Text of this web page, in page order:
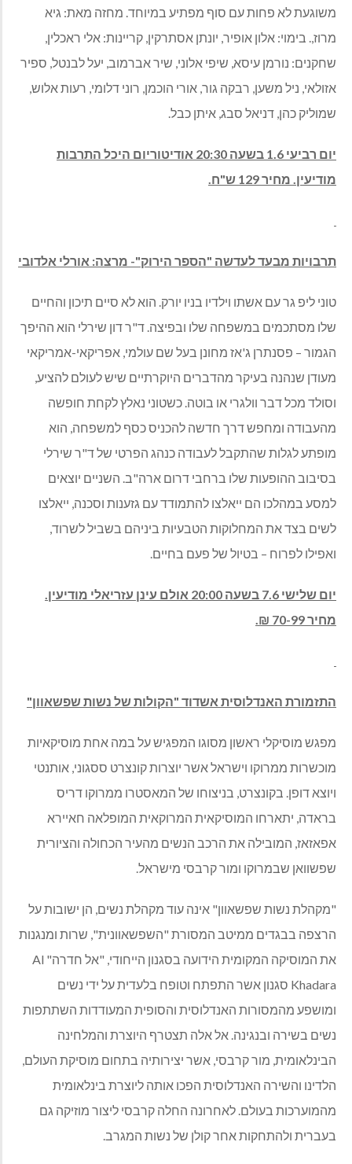
משוגעת לא פחות עם סוף מפתיע במיוחד. מחזה מאת: גיא
מרוז,. בימוי: אלון אופיר, יונתן אסתרקין, קריינות: אלי ראכלין,
שחקנים: נורמן עיסא, שיפי אלוני, שיר אברמוב, יעל לבנטל, ספיר
אזולאי, ניל משען, רבקה גור, אורי הוכמן, רוני דלומי, רעות אלוש,
שמוליק כהן, דניאל סבג, איתן כבל.
יום רביעי 1.6 בשעה 20:30 אודיטוריום היכל התרבות
מודיעין. מחיר 129 ש"ח.
תרבויות מבעד לעדשה "הספר הירוק"- מרצה: אורלי אלדובי
טוני ליפ גר עם אשתו וילדיו בניו יורק. הוא לא סיים תיכון והחיים
שלו מסתכמים במשפחה שלו ובפיצה. ד"ר דון שירלי הוא ההיפך
הגמור – פסנתרן ג'אז מחונן בעל שם עולמי, אפריקאי-אמריקאי
מעודן שנהנה בעיקר מהדברים היוקרתיים שיש לעולם להציע,
וסולד מכל דבר וולגרי או בוטה. כשטוני נאלץ לקחת חופשה
מהעבודה ומחפש דרך חדשה להכניס כסף למשפחה, הוא
מופתע לגלות שהתקבל לעבודה כנהג הפרטי של ד"ר שירלי
בסיבוב ההופעות שלו ברחבי דרום ארה"ב. השניים יוצאים
למסע במהלכו הם ייאלצו להתמודד עם גזענות וסכנה, ייאלצו
לשים בצד את המחלוקות הטבעיות ביניהם בשביל לשרוד,
ואפילו לפרוח – בטיול של פעם בחיים.
יום שלישי 7.6 בשעה 20:00 אולם עינן עזריאלי מודיעין.
מחיר 70-99 ₪.
התזמורת האנדלוסית אשדוד "הקולות של נשות שפשאוון"
מפגש מוסיקלי ראשון מסוגו המפגיש על במה אחת מוסיקאיות
מוכשרות ממרוקו וישראל אשר יוצרות קונצרט ססגוני, אותנטי
ויוצא דופן. בקונצרט, בניצוחו של המאסטרו ממרוקו דריס
בראדה, יתארחו המוסיקאית המרוקאית המופלאה חאיירא
אפאזאז, המובילה את הרכב הנשים מהעיר הכחולה והציורית
שפשוואן שבמרוקו ומור קרבסי מישראל.
"מקהלת נשות שפשאוון" אינה עוד מקהלת נשים, הן ישובות על
הרצפה בבגדים ממיטב המסורת "השפשאוונית", שרות ומנגנות
את המוסיקה המקומית הידועה בסגנון הייחודי, "אל חדרה" Al
Khadara סגנון אשר התפתח וטופח בלעדית על ידי נשים
ומושפע מהמסורות האנדלוסית והסופית המעודדות השתתפות
נשים בשירה ובנגינה. אל אלה תצטרף היוצרת והמלחינה
הבינלאומית, מור קרבסי, אשר יצירותיה בתחום מוסיקת העולם,
הלדינו והשירה האנדלוסית הפכו אותה ליוצרת בינלאומית
מהמוערכות בעולם. לאחרונה החלה קרבסי ליצור מוזיקה גם
בעברית ולהתחקות אחר קולן של נשות המגרב.